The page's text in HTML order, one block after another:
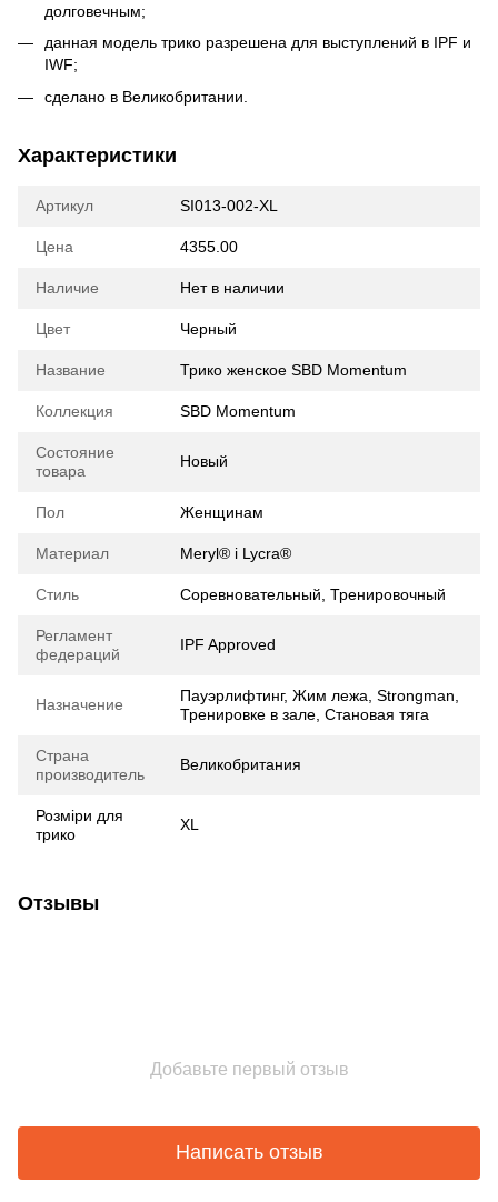
долговечным;
данная модель трико разрешена для выступлений в IPF и
IWF;
сделано в Великобритании.
Характеристики
Артикул SI013-002-XL
Цена 4355.00
Наличие Нет в наличии
Цвет Черный
Название Трико женское SBD Momentum
Коллекция SBD Momentum
Состояние
товара
Новый
Пол Женщинам
Материал Meryl® і Lycra®
Стиль Соревновательный, Тренировочный
Регламент
федераций
IPF Approved
Назначение
Пауэрлифтинг, Жим лежа, Strongman,
Тренировке в зале, Становая тяга
Страна
производитель
Великобритания
Розміри для
трико
XL
Отзывы
Добавьте первый отзыв
Написать отзыв